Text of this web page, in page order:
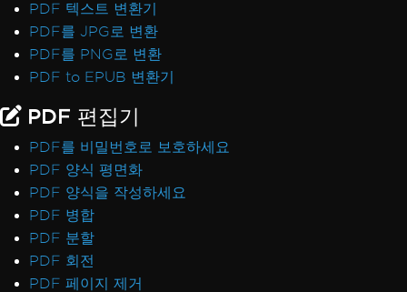
PDF 텍스트 변환기
PDF를 JPG로 변환
PDF를 PNG로 변환
PDF to EPUB 변환기
PDF 편집기
PDF를 비밀번호로 보호하세요
PDF 양식 평면화
PDF 양식을 작성하세요
PDF 병합
PDF 분할
PDF 회전
PDF 페이지 제거